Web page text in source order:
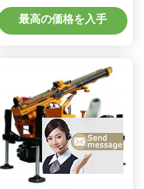
最高の価格を入手